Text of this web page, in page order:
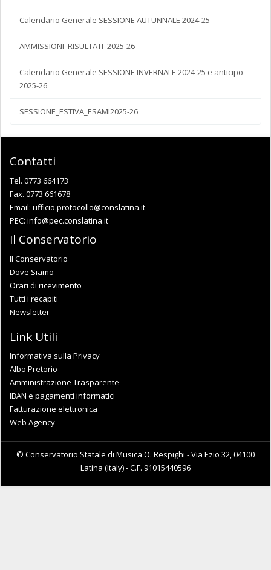
Calendario Generale SESSIONE AUTUNNALE 2024-25
AMMISSIONI_RISULTATI_2025-26
Calendario Generale SESSIONE INVERNALE 2024-25 e anticipo
2025-26
SESSIONE_ESTIVA_ESAMI2025-26
Contatti
Tel. 0773 664173
Fax. 0773 661678
Email: ufficio.protocollo@conslatina.it
PEC: info@pec.conslatina.it
Il Conservatorio
Il Conservatorio
Dove Siamo
Orari di ricevimento
Tutti i recapiti
Newsletter
Link Utili
Informativa sulla Privacy
Albo Pretorio
Amministrazione Trasparente
IBAN e pagamenti informatici
Fatturazione elettronica
Web Agency
© Conservatorio Statale di Musica O. Respighi - Via Ezio 32, 04100
Latina (Italy) - C.F. 91015440596